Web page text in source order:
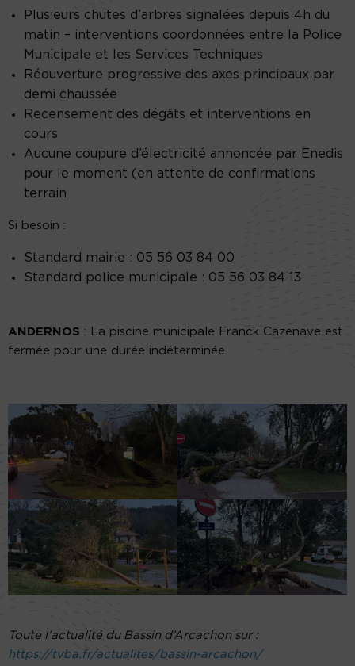
Plusieurs chutes d’arbres signalées depuis 4h du
matin – interventions coordonnées entre la Police
Municipale et les Services Techniques
Réouverture progressive des axes principaux par
demi chaussée
Recensement des dégâts et interventions en
cours
Aucune coupure d’électricité annoncée par Enedis
pour le moment (en attente de confirmations
terrain
Si besoin :
Standard mairie : 05 56 03 84 00
Standard police municipale : 05 56 03 84 13
ANDERNOS : La piscine municipale Franck Cazenave est
fermée pour une durée indéterminée.
Toute l’actualité du Bassin d’Arcachon sur :
https://tvba.fr/actualites/bassin-arcachon/